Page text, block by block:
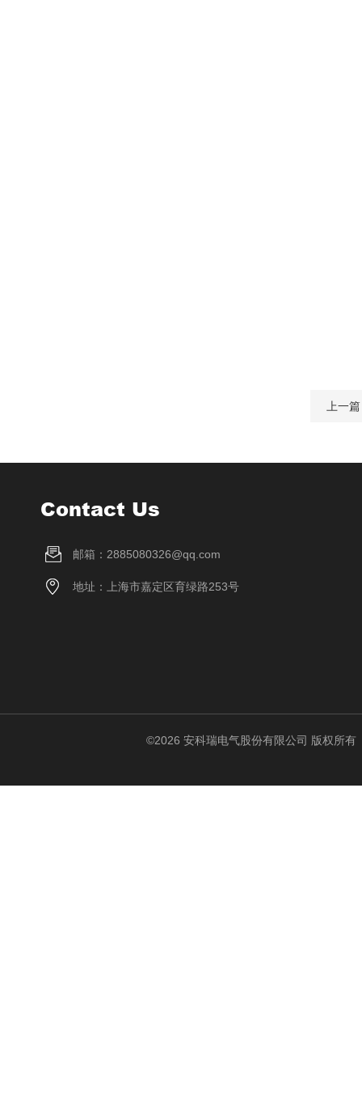
上一
Contact Us
邮箱：2885080326@qq.com
地址：上海市嘉定区育绿路253号
©2026 安科瑞电气股份有限公司 版权所